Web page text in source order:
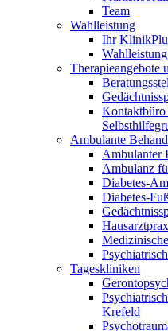
Team
Wahlleistung
Ihr
Therapieangebote
Kontaktbüro
Ambulante
Ambulanter
Ambulanz
Diabetes-
Diabetes-
Tageskliniken
Krefeld